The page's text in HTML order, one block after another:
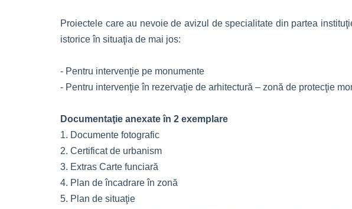
Proiectele care au nevoie de avizul de specialitate din partea
istorice în situaţia de mai jos:
- Pentru intervenţie pe monumente
- Pentru intervenţie în rezervaţie de arhitectură – zonă de protecţie
Documentaţie anexate în 2 exemplare
1. Documente fotografic
2. Certificat de urbanism
3. Extras Carte funciară
4. Plan de încadrare în zonă
5. Plan de situaţie